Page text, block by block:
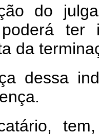
do
poderá
da
dessa